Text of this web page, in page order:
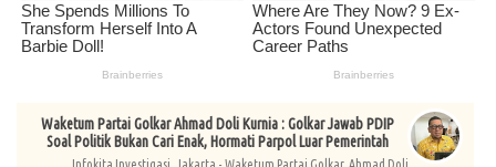
Waketum Partai Golkar Ahmad Doli Kurnia : Golkar Jawab PDIP
Soal Politik Bukan Cari Enak, Hormati Parpol Luar Pemerintah